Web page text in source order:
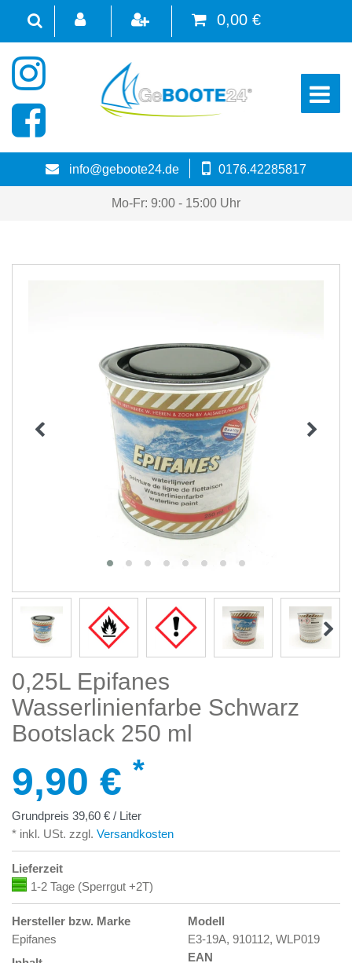
0,00 €
☰
info@geboote24.de 0176.42285817
Mo-Fr: 9:00 - 15:00 Uhr
0,25L Epifanes
Wasserlinienfarbe Schwarz
Bootslack 250 ml
9,90 € *
Grundpreis 39,60 € / Liter
* inkl. USt. zzgl. Versandkosten
Lieferzeit
1-2 Tage (Sperrgut +2T)
Hersteller bzw. Marke
Epifanes
Modell
E3-19A, 910112, WLP019
EAN